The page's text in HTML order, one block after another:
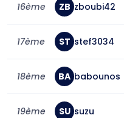
16ème ZB zboubi42
17ème ST stef3034
18ème BA babounos
19ème SU suzu